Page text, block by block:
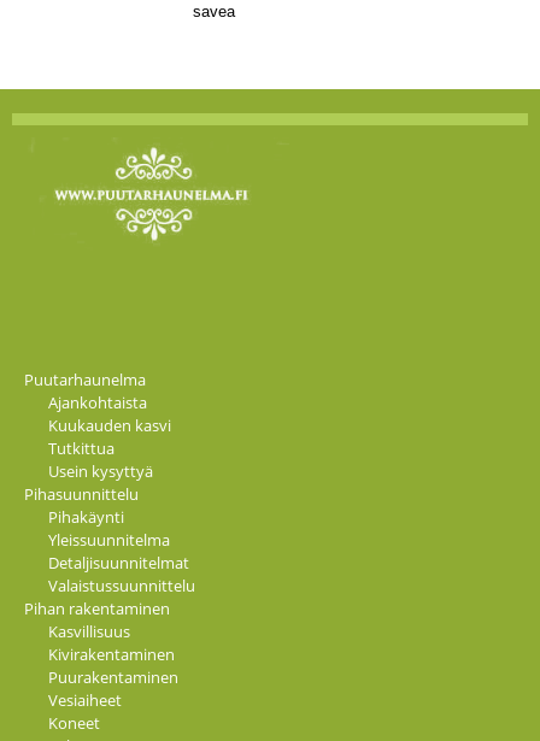
savea
Puutarhaunelma
Ajankohtaista
Kuukauden kasvi
Tutkittua
Usein kysyttyä
Pihasuunnittelu
Pihakäynti
Yleissuunnitelma
Detaljisuunnitelmat
Valaistussuunnittelu
Pihan rakentaminen
Kasvillisuus
Kivirakentaminen
Puurakentaminen
Vesiaiheet
Koneet